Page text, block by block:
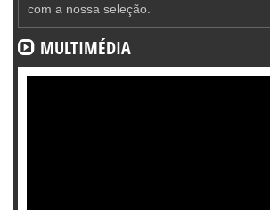
com a nossa seleção.
MULTIMÉDIA